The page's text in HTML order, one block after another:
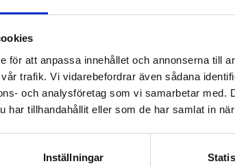
för att anpassa innehållet och annonserna till
trafik. Vi vidarebefordrar även sådana
och analysföretag som vi samarbetar med.
har tillhandahållit eller som de har samlat in
Inställningar
i